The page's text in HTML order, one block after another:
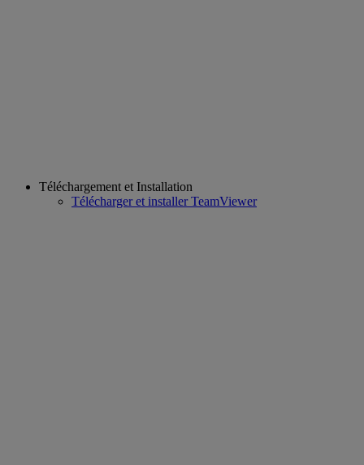
Téléchargement et Installation
Télécharger et installer TeamViewer